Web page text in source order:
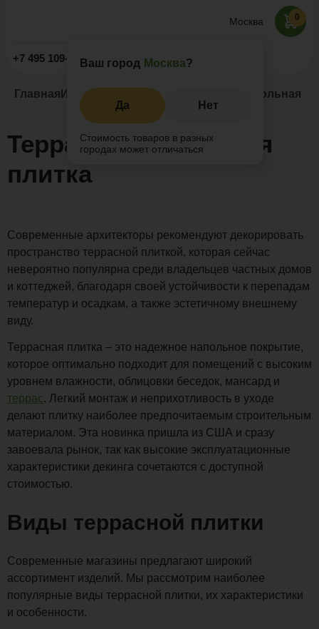
Москва
Ваш город Москва?
Да Нет
Стоимость товаров в разных
городах может отличаться
+7 495 109-52-09 Заказать звонок
0
Главная Информация Статьи Террасная напольная
Террасная напольная
плитка
Современные архитекторы рекомендуют декорировать
пространство террасной плиткой, которая сейчас
невероятно популярна среди владельцев частных домов
и коттеджей, благодаря своей устойчивости к перепадам
температур и осадкам, а также эстетичному внешнему
виду.
Террасная плитка – это надежное напольное покрытие,
которое оптимально подходит для помещений с высоким
уровнем влажности, облицовки беседок, мансард и
террас. Легкий монтаж и неприхотливость в уходе
делают плитку наиболее предпочитаемым строительным
материалом. Эта новинка пришла из США и сразу
завоевала рынок, так как высокие эксплуатационные
характеристики декинга сочетаются с доступной
стоимостью.
Виды террасной плитки
Современные магазины предлагают широкий
ассортимент изделий. Мы рассмотрим наиболее
популярные виды террасной плитки, их характеристики
и особенности.